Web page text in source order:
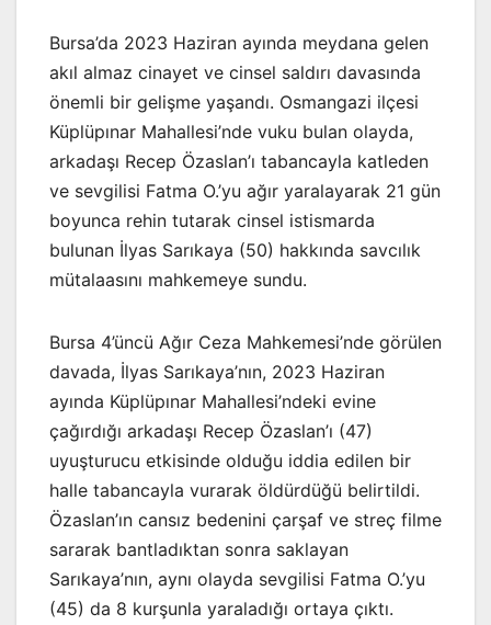
Bursa’da 2023 Haziran ayında meydana gelen
akıl almaz cinayet ve cinsel saldırı davasında
önemli bir gelişme yaşandı. Osmangazi ilçesi
Küplüpınar Mahallesi’nde vuku bulan olayda,
arkadaşı Recep Özaslan’ı tabancayla katleden
ve sevgilisi Fatma O.’yu ağır yaralayarak 21 gün
boyunca rehin tutarak cinsel istismarda
bulunan İlyas Sarıkaya (50) hakkında savcılık
mütalaasını mahkemeye sundu.
Bursa 4’üncü Ağır Ceza Mahkemesi’nde görülen
davada, İlyas Sarıkaya’nın, 2023 Haziran
ayında Küplüpınar Mahallesi’ndeki evine
çağırdığı arkadaşı Recep Özaslan’ı (47)
uyuşturucu etkisinde olduğu iddia edilen bir
halle tabancayla vurarak öldürdüğü belirtildi.
Özaslan’ın cansız bedenini çarşaf ve streç filme
sararak bantladıktan sonra saklayan
Sarıkaya’nın, aynı olayda sevgilisi Fatma O.’yu
(45) da 8 kurşunla yaraladığı ortaya çıktı.